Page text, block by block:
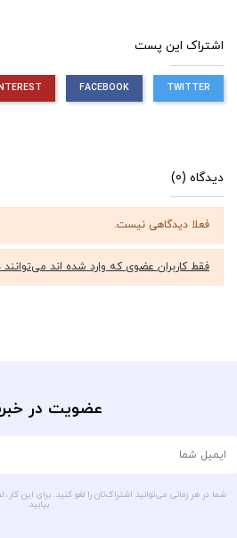
اشتراک این پست
TWITTER
FACEBOOK
دیدگاه (0)
فعلا دیدگاهی نیست.
فقط کاربران عضوی که وارد شده اند می‌توانند
عضویت در
شما در هر زمانی می‌توانید اشتراک‌تان را لغو کنید. برای این
بیابید.